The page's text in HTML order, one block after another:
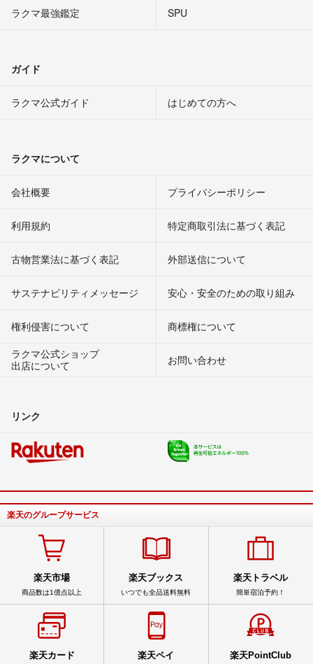
ラクマ最強鑑定
SPU
ガイド
ラクマ公式ガイド はじめての方へ
ラクマについて
会社概要 プライバシーポリシー
利用規約 特定商取引法に基づく表記
古物営業法に基づく表記 外部送信について
サステナビリティメッセージ 安心・安全のための取り組み
権利侵害について
商標権について
ラクマ公式ショップ
出店について
お問い合わせ
リンク
楽天のグループサービス
楽天市場
商品数は1億点以上
楽天ブックス
いつでも全品送料無料
楽天トラベル
簡単宿泊予約！
楽天カード 楽天ペイ 楽天PointClub